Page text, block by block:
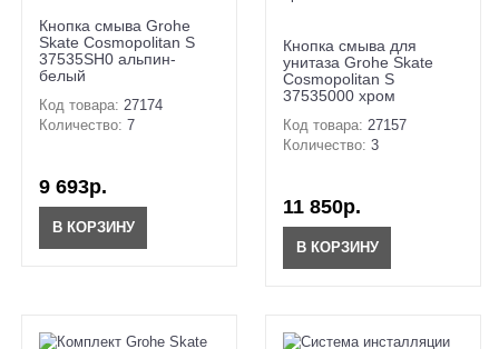
Кнопка смыва Grohe
Skate Cosmopolitan S
37535SH0 альпин-
белый
Код товара: 27174
Количество: 7
9 693р.
В КОРЗИНУ
Кнопка смыва для
унитаза Grohe Skate
Cosmopolitan S
37535000 хром
Код товара: 27157
Количество: 3
11 850р.
В КОРЗИНУ